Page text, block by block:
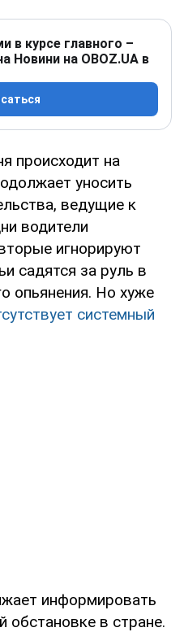
в курсе главного –
Новини на OBOZ.UA в
происходит на
уносить
ведущие к
водители
игнорируют
садятся за руль в
опьянения. Но хуже
системный
информировать
обстановке в стране.